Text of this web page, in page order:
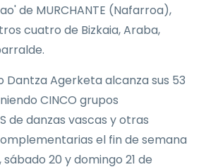
de MURCHANTE (Nafarroa),
cuatro de Bizkaia, Araba,
Dantza Agerketa alcanza sus 53
CINCO grupos
de danzas vascas y otras
el fin de semana
sábado 20 y domingo 21 de